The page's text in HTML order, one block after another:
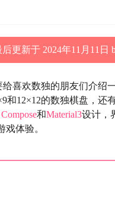
更新于 2024年11月11日
给喜欢数独的朋友们介
和12×12的数独棋盘，还
和Material3设计，
戏体验。